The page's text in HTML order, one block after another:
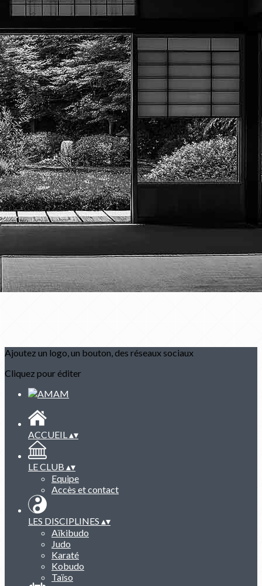
Menu
?>
Images de la page d'accueil
Cliquez pour éditer
Texte, bouton et/ou inscription à la newsletter
Cliquez pour éditer
Académie Menneçoise d'Arts
Martiaux
Ajoutez un logo, un bouton, des réseaux sociaux
Cliquez pour éditer
ACCUEIL▴▾
LE CLUB ▴▾
Equipe
Accès et contact
LES DISCIPLINES ▴▾
Aïkibudo
Judo
Karaté
Kobudo
Taïso